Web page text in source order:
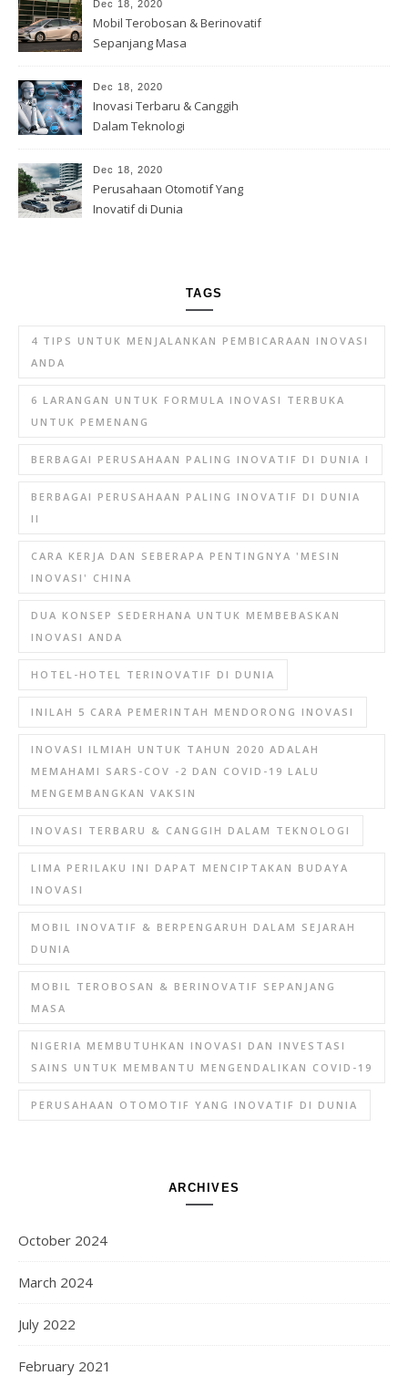
Dec 18, 2020
Mobil Terobosan & Berinovatif
Sepanjang Masa
Dec 18, 2020
Inovasi Terbaru & Canggih
Dalam Teknologi
Dec 18, 2020
Perusahaan Otomotif Yang
Inovatif di Dunia
TAGS
4 TIPS UNTUK MENJALANKAN PEMBICARAAN INOVASI
ANDA
6 LARANGAN UNTUK FORMULA INOVASI TERBUKA
UNTUK PEMENANG
BERBAGAI PERUSAHAAN PALING INOVATIF DI DUNIA I
BERBAGAI PERUSAHAAN PALING INOVATIF DI DUNIA
II
CARA KERJA DAN SEBERAPA PENTINGNYA 'MESIN
INOVASI' CHINA
DUA KONSEP SEDERHANA UNTUK MEMBEBASKAN
INOVASI ANDA
HOTEL-HOTEL TERINOVATIF DI DUNIA
INILAH 5 CARA PEMERINTAH MENDORONG INOVASI
INOVASI ILMIAH UNTUK TAHUN 2020 ADALAH
MEMAHAMI SARS-COV -2 DAN COVID-19 LALU
MENGEMBANGKAN VAKSIN
INOVASI TERBARU & CANGGIH DALAM TEKNOLOGI
LIMA PERILAKU INI DAPAT MENCIPTAKAN BUDAYA
INOVASI
MOBIL INOVATIF & BERPENGARUH DALAM SEJARAH
DUNIA
MOBIL TEROBOSAN & BERINOVATIF SEPANJANG
MASA
NIGERIA MEMBUTUHKAN INOVASI DAN INVESTASI
SAINS UNTUK MEMBANTU MENGENDALIKAN COVID-19
PERUSAHAAN OTOMOTIF YANG INOVATIF DI DUNIA
ARCHIVES
October 2024
March 2024
July 2022
February 2021